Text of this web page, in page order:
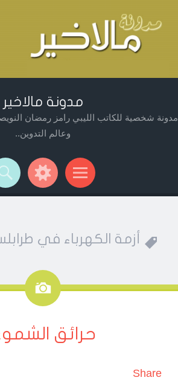
مدونة مالاخير
مدونة شخصية للكاتب الليبي رامز رمضان
وعالم التدوين..
Menu
Widgets
Search
أزمة الكهرباء في
صورة
حرائق
Share